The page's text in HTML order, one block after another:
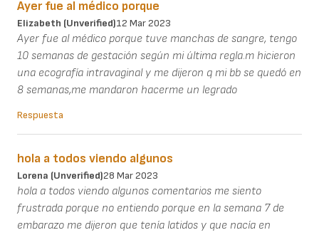
Ayer fue al médico porque
Elizabeth (unverified)12 Mar 2023
Ayer fue al médico porque tuve manchas de sangre, tengo
10 semanas de gestación según mi última regla.m hicieron
una ecografía intravaginal y me dijeron q mi bb se quedó en
8 semanas,me mandaron hacerme un legrado
Respuesta
hola a todos viendo algunos
Lorena (unverified)28 Mar 2023
hola a todos viendo algunos comentarios me siento
frustrada porque no entiendo porque en la semana 7 de
embarazo me dijeron que tenía latidos y que nacía en